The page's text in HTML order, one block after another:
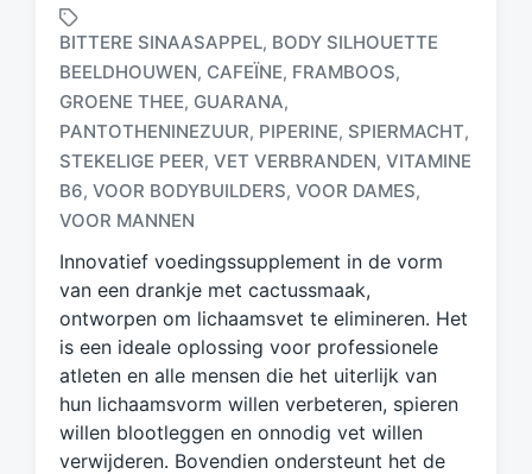
G
e
t
g
d
m
t
BITTERE SINAASAPPEL, BODY SILHOUETTE
BEELDHOUWEN, CAFEÏNE, FRAMBOOS,
GROENE THEE, GUARANA,
PANTOTHENINEZUUR, PIPERINE, SPIERMACHT,
STEKELIGE PEER, VET VERBRANDEN, VITAMINE
B6, VOOR BODYBUILDERS, VOOR DAMES,
VOOR MANNEN
Innovatief voedingssupplement in de vorm
van een drankje met cactussmaak,
ontworpen om lichaamsvet te elimineren. Het
is een ideale oplossing voor professionele
atleten en alle mensen die het uiterlijk van
hun lichaamsvorm willen verbeteren, spieren
willen blootleggen en onnodig vet willen
verwijderen. Bovendien ondersteunt het de